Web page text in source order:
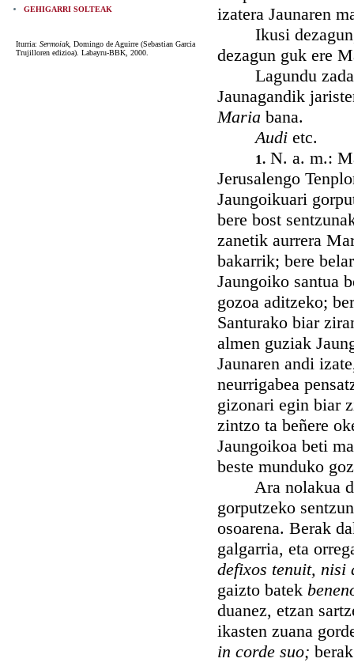
GEHIGARRI SOLTEAK
Iturria: Sermoiak, Domingo de Aguirre (Sebastian Garcia
Trujilloren edizioa). Labayru-BBK, 2000.
izatera Jaunaren
Ikusi dezagun,
dezagun guk ere
Lagundu
Jaunagandik
Maria bana.
Audi etc.
1. N. a. m.:
Jerusalengo
Jaungoikuari
bere bost
zanetik aurrera
bakarrik; bere
Jaungoiko santua
gozoa aditzeko;
Santurako biar
almen guziak
Jaunaren andi
neurrigabea
gizonari egin biar
zintzo ta beñere
Jaungoikoa beti
beste munduko
Ara nolakua
gorputzeko
osoarena. Berak
galgarria, eta
defixos tenuit,
gaizto batek
duanez, etzan
ikasten zuana
in corde suo;